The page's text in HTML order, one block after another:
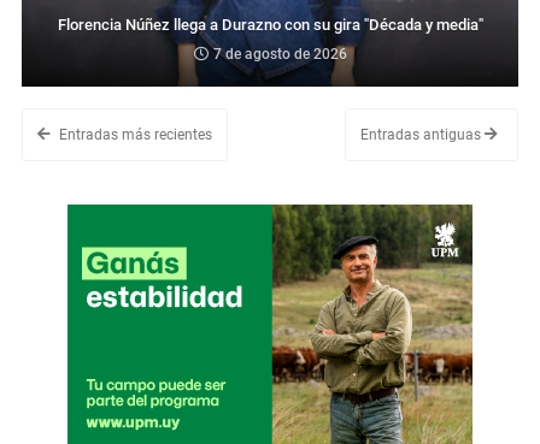
Florencia Núñez llega a Durazno con su gira "Década y media"
7 de agosto de 2026
Entradas más recientes Entradas antiguas